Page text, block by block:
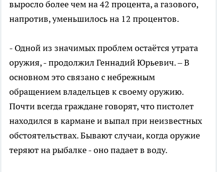
выросло более чем на 42 процента, а газового,
напротив, уменьшилось на 12 процентов.
- Одной из значимых проблем остаётся утрата
оружия, - продолжил Геннадий Юрьевич. – В
основном это связано с небрежным
обращением владельцев к своему оружию.
Почти всегда граждане говорят, что пистолет
находился в кармане и выпал при неизвестных
обстоятельствах. Бывают случаи, когда оружие
теряют на рыбалке - оно падает в воду.